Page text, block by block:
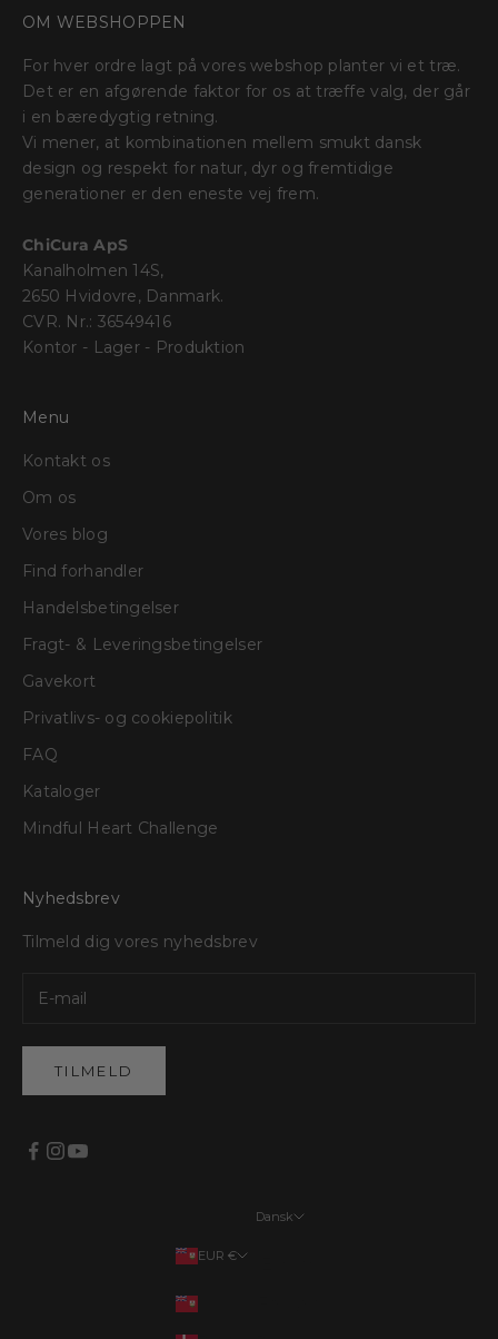
OM WEBSHOPPEN
For hver ordre lagt på vores webshop planter vi et træ.
Det er en afgørende faktor for os at træffe valg, der går
i en bæredygtig retning.
Vi mener, at kombinationen mellem ​​smukt dansk
design og respekt for natur, dyr og fremtidige
generationer er den eneste vej frem.
ChiCura ApS
Kanalholmen 14S,
2650 Hvidovre, Danmark.
CVR. Nr.: 36549416
Kontor - Lager - Produktion
Menu
Kontakt os
Om os
Vores blog
Find forhandler
Handelsbetingelser
Fragt- & Leveringsbetingelser
Gavekort
Privatlivs- og cookiepolitik
FAQ
Kataloger
Mindful Heart Challenge
Nyhedsbrev
Tilmeld dig vores nyhedsbrev
TILMELD
EUR €
Dansk